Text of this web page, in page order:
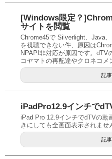
[Windows限定？
サイトを閲覧
Chrome45で Silverlight、Java
を視聴できない件、原因は
NPAPI非対応が原因です。dTV
コヤマトの再配達やクロネコメ
記
iPadPro12.9インチで
iPad Pro 12.9インチでdTVの動
きにしても全画面表示されませ
記